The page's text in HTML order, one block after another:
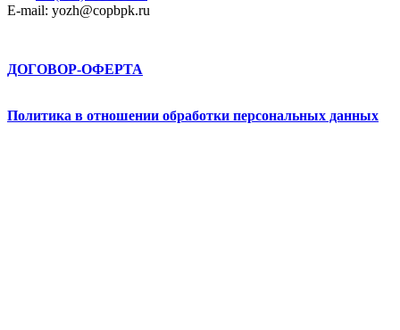
E-mail: yozh@copbpk.ru
ДОГОВОР-ОФЕРТА
Политика в отношении обработки персональных данных